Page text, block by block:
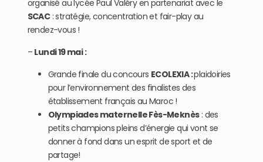
organisé au lycée Paul Valéry en partenariat avec le
SCAC: stratégie, concentration et fair-play au
rendez-vous !
– Lundi 19 mai :
Grande finale du concours ECOLEXIA :plaidoiries
pour l’environnement des finalistes des
établissement français au Maroc !
Olympiades maternelle Fès-Meknès: des
petits champions pleins d’énergie qui vont se
donner à fond dans un esprit de sport et de
partage!